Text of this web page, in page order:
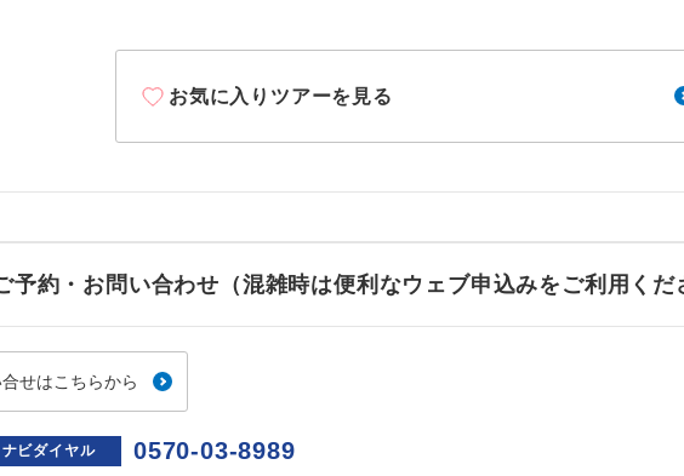
お気に入りツアーを見る
予約・お問い合わせ（混雑時は便利なウェブ申込みをご利用くだ
せはこちらから
ナビダイヤル 0570-03-8989
1名様1室同代金 1名様1室利用でも追加料金がかからないコース
ご夫婦限定 ご夫婦限定でご参加いただけるコースです。
航空会社指定
おひとり様バス2席利用 おひとり様でバス席を2席利⽤できます。